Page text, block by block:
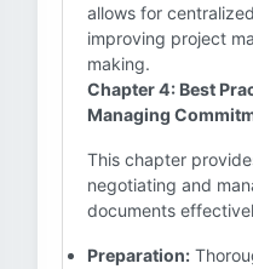
allows for
improving project
making.
Chapter 4: Best
Managing
This chapter
negotiating and
documents
Preparation: